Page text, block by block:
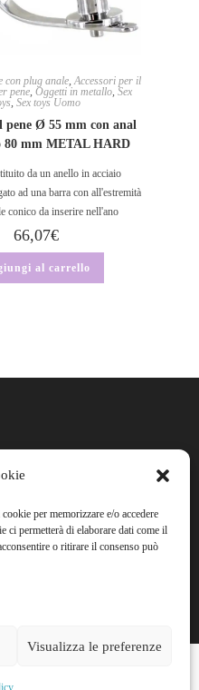
per memorizzare e/o accedere
ci permetterà di elaborare dati come il
o ritirare il consenso può
Visualizza le preferenze
con plug anale,Accessori per il
pene, Oggetti in metallo, Sex
,Sex toys Uomo
pene Ø 55 mm con anal
80 mm METAL HARD
da un anello in acciaio
ad una barra con all'estremità
conico da inserire nell'ano
66,07€
al carrello